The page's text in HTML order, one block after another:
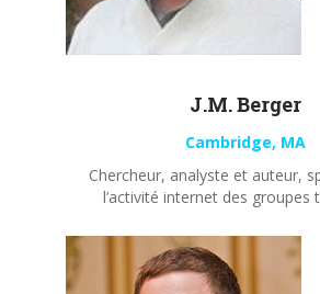
J.M. Berger
Cambridge, MA
Chercheur, analyste et auteur,
l’activité internet des groupes